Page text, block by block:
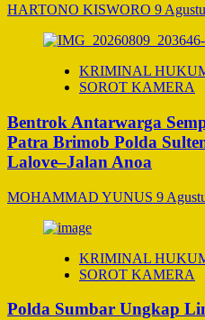
HARTONO KISWORO 9
KRIMINAL
SOROT KAMERA
Bentrok Antarwarga
Patra Brimob Polda
Lalove–Jalan Anoa
MOHAMMAD YUNUS 9
KRIMINAL
SOROT KAMERA
Polda Sumbar Ungkap